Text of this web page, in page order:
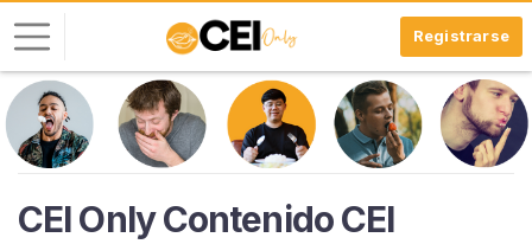
Registrarse
CEI Only Contenido CEI
n